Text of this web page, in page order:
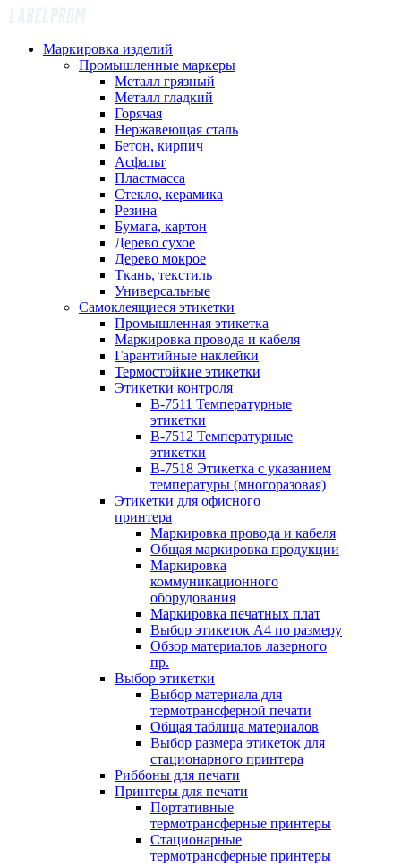
Маркировка изделий
Промышленные маркеры
Металл грязный
Металл гладкий
Горячая
Нержавеющая сталь
Бетон, кирпич
Асфальт
Пластмасса
Стекло, керамика
Резина
Бумага, картон
Дерево сухое
Дерево мокрое
Ткань, текстиль
Универсальные
Самоклеящиеся этикетки
Промышленная этикетка
Маркировка провода и кабеля
Гарантийные наклейки
Термостойкие этикетки
Этикетки контроля
B-7511 Температурные
этикетки
B-7512 Температурные
этикетки
B-7518 Этикетка с указанием
температуры (многоразовая)
Этикетки для офисного
принтера
Маркировка провода и кабеля
Общая маркировка продукции
Маркировка
коммуникационного
оборудования
Маркировка печатных плат
Выбор этикеток А4 по размеру
Обзор материалов лазерного
пр.
Выбор этикетки
Выбор материала для
термотрансферной печати
Общая таблица материалов
Выбор размера этикеток для
стационарного принтера
Риббоны для печати
Принтеры для печати
Портативные
термотрансферные принтеры
Стационарные
термотрансферные принтеры